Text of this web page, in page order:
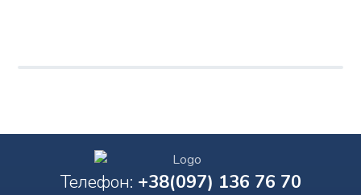
Телефон: +38(097) 136 76 70